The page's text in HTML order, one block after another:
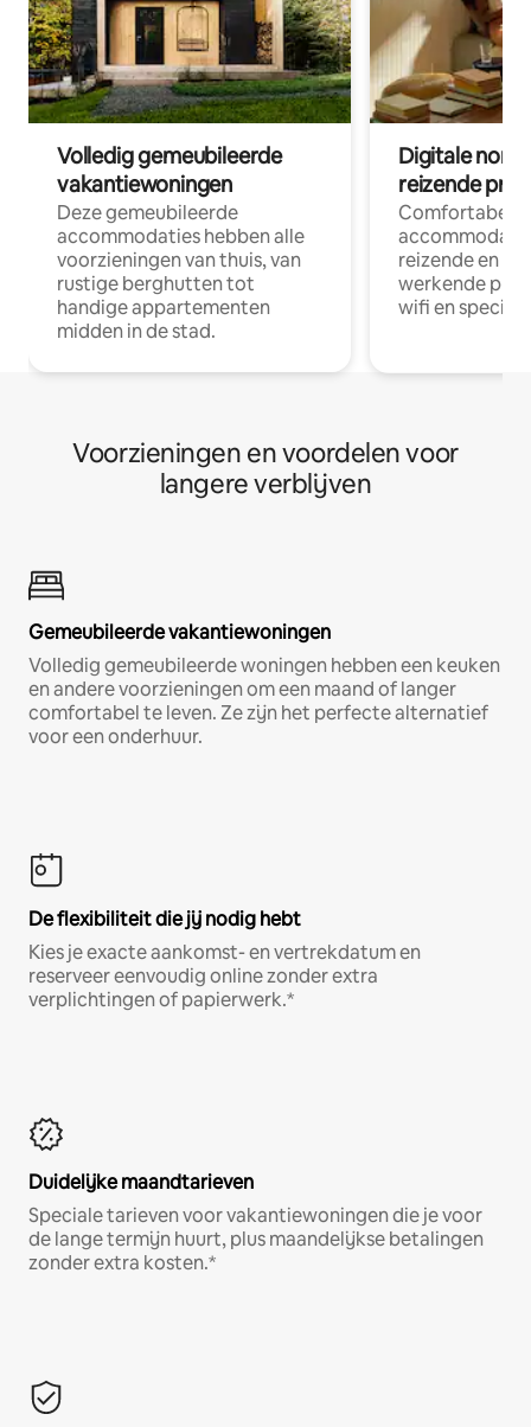
Volledig gemeubileerde
vakantiewoningen
Deze gemeubileerde
accommodaties hebben alle
voorzieningen van thuis, van
rustige berghutten tot
handige appartementen
midden in de stad.
Digitale
reizende
Comfortabele
reizende en
werkende
wifi en
Voorzieningen en voordelen voor
langere verblijven
Gemeubileerde vakantiewoningen
Volledig gemeubileerde woningen hebben een keuken
en andere voorzieningen om een maand of langer
comfortabel te leven. Ze zijn het perfecte alternatief
voor een onderhuur.
De flexibiliteit die jij nodig hebt
Kies je exacte aankomst- en vertrekdatum en
reserveer eenvoudig online zonder extra
verplichtingen of papierwerk.*
Duidelijke maandtarieven
Speciale tarieven voor vakantiewoningen die je voor
de lange termijn huurt, plus maandelijkse betalingen
zonder extra kosten.*